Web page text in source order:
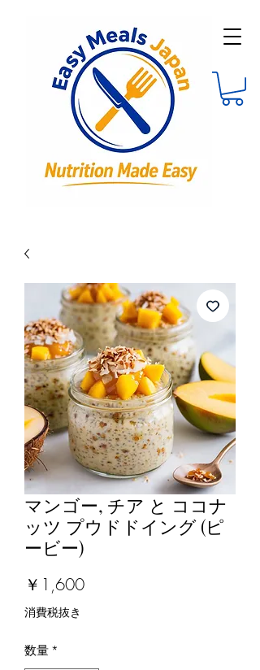
マンゴー, チア と ココナ
ッツ プウドドイング (ピ
ービー)
￥1,600価
消費税抜き
数量 *